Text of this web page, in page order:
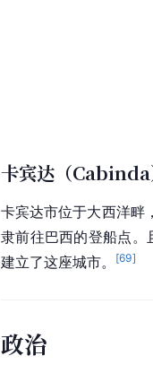
卡宾达（
卡宾达市位于大西洋畔
隶前往巴西的登船点
建立了这座城市。
[69]
政治